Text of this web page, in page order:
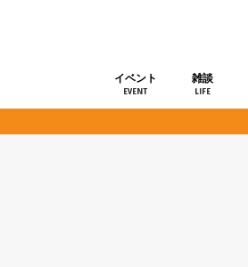
イベント
EVENT
雑談
LIFE